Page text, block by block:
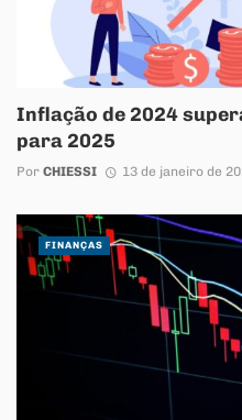
Inflação de 2024
para 2025
Por CHIESSI 13 de janeiro de
FINANÇAS